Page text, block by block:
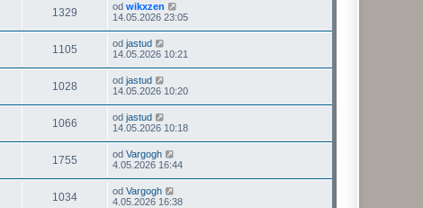
1329 od wikxzen
14.05.2026 23:05
1105 od jastud
14.05.2026 10:21
1028 od jastud
14.05.2026 10:20
1066 od jastud
14.05.2026 10:18
1755 od Vargogh
4.05.2026 16:44
1034 od Vargogh
4.05.2026 16:38